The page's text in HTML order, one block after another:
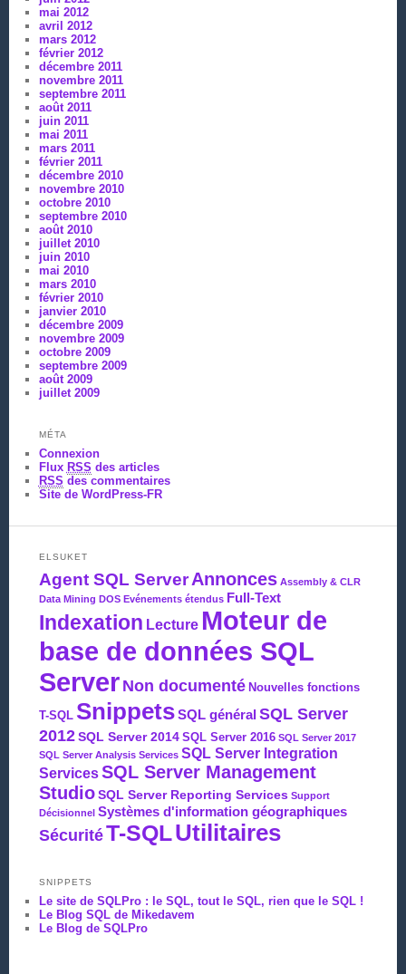
mai 2012
avril 2012
mars 2012
février 2012
décembre 2011
novembre 2011
septembre 2011
août 2011
juin 2011
mai 2011
mars 2011
février 2011
décembre 2010
novembre 2010
octobre 2010
septembre 2010
août 2010
juillet 2010
juin 2010
mai 2010
mars 2010
février 2010
janvier 2010
décembre 2009
novembre 2009
octobre 2009
septembre 2009
août 2009
juillet 2009
MÉTA
Connexion
Flux RSS des articles
RSS des commentaires
Site de WordPress-FR
ELSUKET
Agent SQL Server Annonces Assembly & CLR
Data Mining DOS Evénements étendus Full-Text
Indexation Lecture Moteur de
base de données SQL
Server Non documenté Nouvelles fonctions
T-SQL Snippets SQL général SQL Server
2012 SQL Server 2014 SQL Server 2016 SQL Server 2017
SQL Server Analysis Services SQL Server Integration
Services SQL Server Management
Studio SQL Server Reporting Services Support
Décisionnel Systèmes d'information géographiques
SécuritéT-SQLUtilitaires
SNIPPETS
Le site de SQLPro : le SQL, tout le SQL, rien que le SQL !
Le Blog SQL de Mikedavem
Le Blog de SQLPro